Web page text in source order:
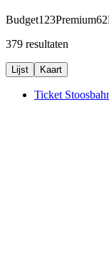
Budget123Premium62
379 resultaten
Lijst Kaart
Ticket